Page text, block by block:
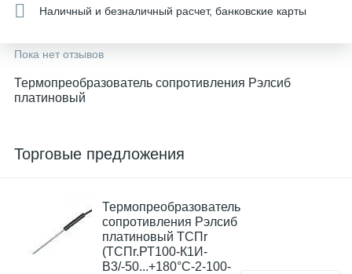
Наличный и безналичный расчет, банковские карты
Пока нет отзывов
Термопреобразователь сопротивления Рэлсиб
платиновый
Торговые предложения
Термопреобразователь
сопротивления Рэлсиб
платиновый ТСПr
(ТСПr.РТ100-К1И-
В3/-50...+180°С-2-100-